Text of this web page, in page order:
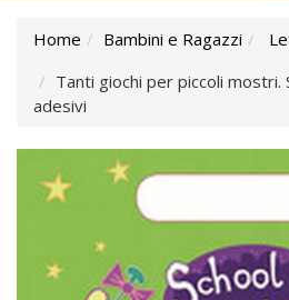
Home Bambini e Ragazzi
Tanti giochi per piccoli mostri.
adesivi